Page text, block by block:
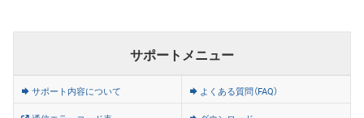
サポートメニュー
サポート内容について
よくある質問（FAQ）